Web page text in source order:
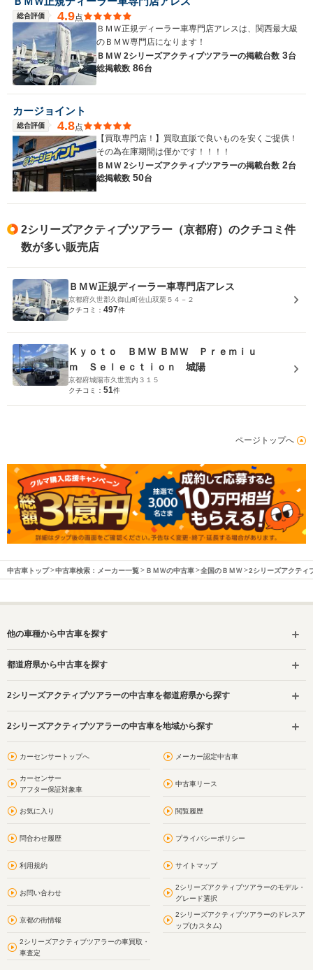
総合評価 4.9点
ＢＭＷ正規ディーラー車専門店アレスは、関西最大級
のＢＭＷ専門店になります！
ＢＭＷ 2シリーズアクティブツアラーの掲載台数 3台
総掲載数 86台
カージョイント
総合評価 4.8点
【買取専門店！】買取直販で良いものを安くご提供！
その為在庫期間は僅かです！！！！
ＢＭＷ 2シリーズアクティブツアラーの掲載台数 2台
総掲載数 50台
2シリーズアクティブツアラー（京都府）のクチコミ件
数が多い販売店
ＢＭＷ正規ディーラー車専門店アレス
京都府久世郡久御山町佐山双栗５４－２
クチコミ： 497件
Ｋｙｏｔｏ ＢＭＷ ＢＭＷ Ｐｒｅｍｉｕ
ｍ Ｓｅｌｅｃｔｉｏｎ 城陽
京都府城陽市久世荒内３１５
クチコミ： 51件
ページトップへ
中古車トップ 中古車検索：メーカー一覧 ＢＭＷの中古車 全国のＢＭＷ 2シリーズアクティ
他の車種から中古車を探す
都道府県から中古車を探す
2シリーズアクティブツアラーの中古車を都道府県から探す
2シリーズアクティブツアラーの中古車を地域から探す
カーセンサートップへ メーカー認定中古車
カーセンサー
アフター保証対象車
中古車リース
お気に入り 閲覧履歴
問合わせ履歴 プライバシーポリシー
利用規約 サイトマップ
お問い合わせ
2シリーズアクティブツアラーのモデル・
グレード選択
京都の街情報
2シリーズアクティブツアラーのドレスア
ップ(カスタム)
2シリーズアクティブツアラーの車買取・
車査定